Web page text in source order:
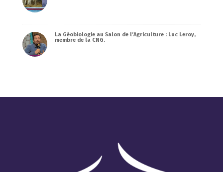
La Géobiologie au Salon de l’Agriculture : Luc Leroy,
membre de la CNG.